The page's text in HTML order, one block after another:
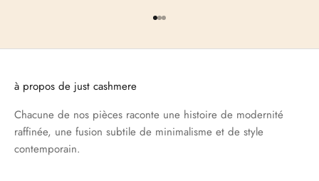
Aller à l'élément 1
Aller à l'élément 2
Aller à l'élément 3
à propos de just cashmere
Chacune de nos pièces raconte une histoire de modernité
raffinée, une fusion subtile de minimalisme et de style
contemporain.